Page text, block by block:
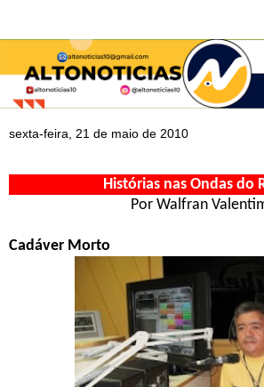
sexta-feira, 21 de maio de 2010
Histórias nas Ondas do
Por Walfran
Cadáver Morto